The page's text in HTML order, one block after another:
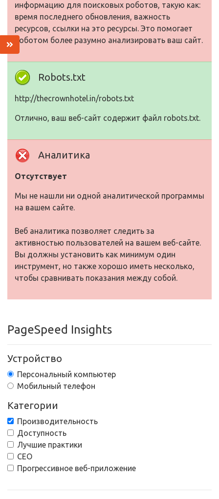
информацию для поисковых роботов, такую как:
время последнего обновления, важность
ресурсов, ссылки на это ресурсы. Это помогает
роботом более разумно анализировать ваш сайт.
Robots.txt
http://thecrownhotel.in/robots.txt
Отлично, ваш веб-сайт содержит файл robots.txt.
Аналитика
Отсутствует
Мы не нашли ни одной аналитической программы
на вашем сайте.
Веб аналитика позволяет следить за
активностью пользователей на вашем веб-сайте.
Вы должны установить как минимум один
инструмент, но также хорошо иметь несколько,
чтобы сравнивать показания между собой.
PageSpeed Insights
Устройство
Персональный компьютер
Мобильный телефон
Категории
Производительность
Доступность
Лучшие практики
СЕО
Прогрессивное веб-приложение